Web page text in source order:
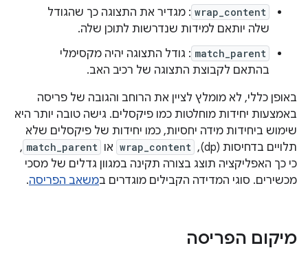
wrap_content : מגדיר את התצוגה כך שהגודל
שלה יותאם למידות שנדרשות לתוכן שלה.
match_parent : גודל התצוגה יהיה מקסימלי
בהתאם לקבוצת התצוגה של רכיב האב.
באופן כללי, לא מומלץ לציין את הרוחב והגובה של פריסה
באמצעות יחידות מוחלטות כמו פיקסלים. גישה טובה יותר היא
שימוש ביחידות מידה יחסיות, כמו יחידות של פיקסלים שלא
תלויים בדחיסות (dp),‏
wrap_content או match_parent
,
כי כך האפליקציה תוצג בצורה תקינה במגוון גדלים של מסכי
מכשירים. סוגי המדידה הקבילים מוגדרים במשאב הפריסה.
מיקום הפריסה